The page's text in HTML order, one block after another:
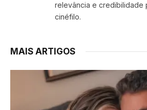
relevância e credibilidade
cinéfilo.
MAIS ARTIGOS